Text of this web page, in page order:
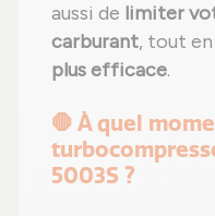
aussi de limiter
carburant, tout
plus efficace.
🛑 À quel
5003S ?